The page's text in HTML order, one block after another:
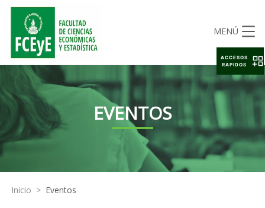
MENÚ
EVENTOS
Inicio > Eventos
ACCESOS
RAPIDOS